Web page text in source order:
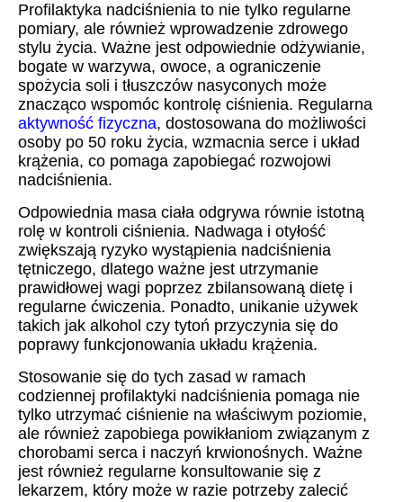
Profilaktyka nadciśnienia to nie tylko regularne
pomiary, ale również wprowadzenie zdrowego
stylu życia. Ważne jest odpowiednie odżywianie,
bogate w warzywa, owoce, a ograniczenie
spożycia soli i tłuszczów nasyconych może
znacząco wspomóc kontrolę ciśnienia. Regularna
aktywność fizyczna, dostosowana do możliwości
osoby po 50 roku życia, wzmacnia serce i układ
krążenia, co pomaga zapobiegać rozwojowi
nadciśnienia.
Odpowiednia masa ciała odgrywa równie istotną
rolę w kontroli ciśnienia. Nadwaga i otyłość
zwiększają ryzyko wystąpienia nadciśnienia
tętniczego, dlatego ważne jest utrzymanie
prawidłowej wagi poprzez zbilansowaną dietę i
regularne ćwiczenia. Ponadto, unikanie używek
takich jak alkohol czy tytoń przyczynia się do
poprawy funkcjonowania układu krążenia.
Stosowanie się do tych zasad w ramach
codziennej profilaktyki nadciśnienia pomaga nie
tylko utrzymać ciśnienie na właściwym poziomie,
ale również zapobiega powikłaniom związanym z
chorobami serca i naczyń krwionośnych. Ważne
jest również regularne konsultowanie się z
lekarzem, który może w razie potrzeby zalecić